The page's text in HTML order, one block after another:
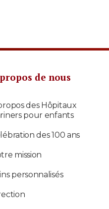
de nous
des Hôpitaux
pour enfants
des 100 ans
mission
personnalisés